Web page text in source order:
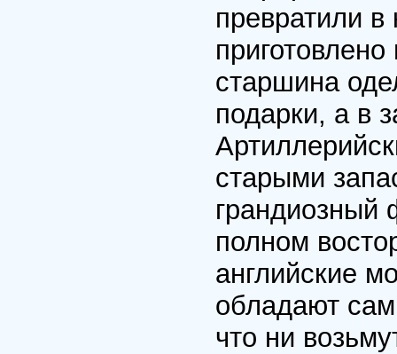
превратили
старшина
подарки, а в
старыми
грандиозный
полном
английские
обладают
что ни